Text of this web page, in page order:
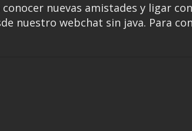
nuevas amistades y ligar
nuestro webchat sin java. Para